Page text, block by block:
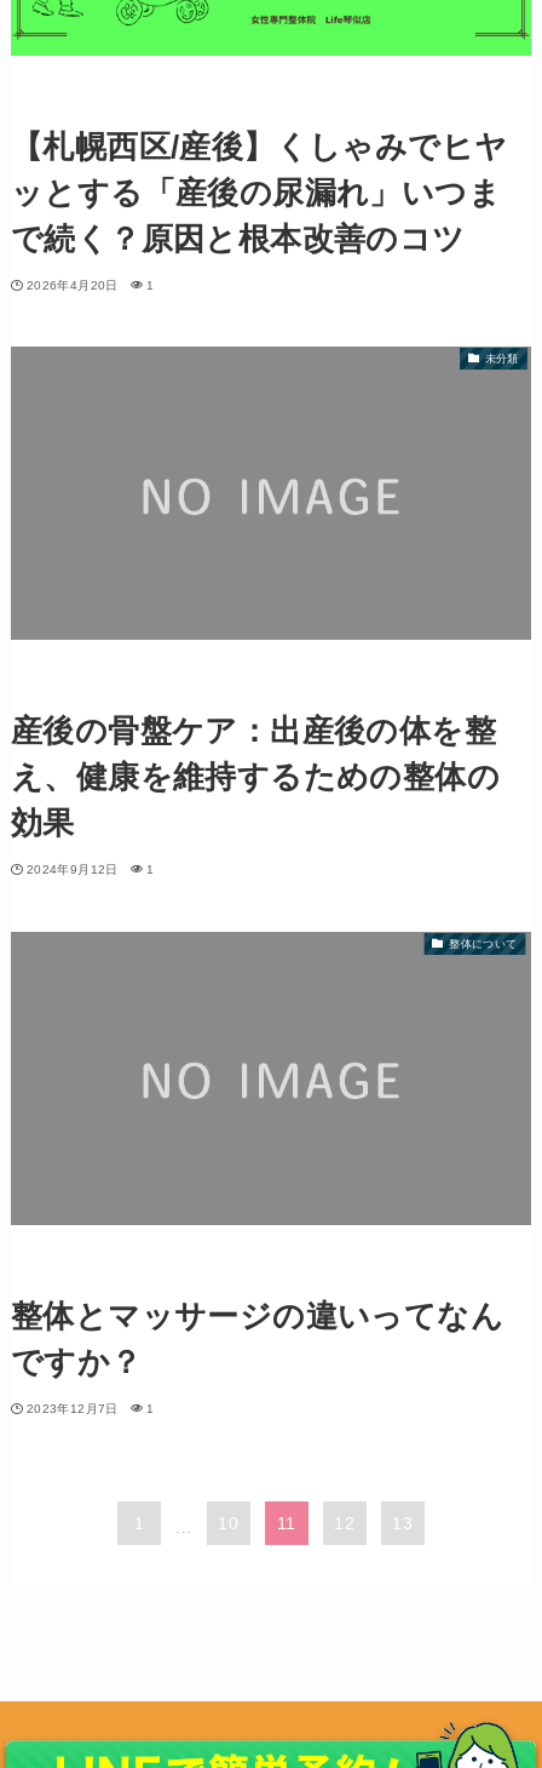
【札幌西区/産後】くしゃみでヒヤ
ッとする「産後の尿漏れ」いつま
で続く？原因と根本改善のコツ
2026年4月20日 1
未分類
産後の骨盤ケア：出産後の体を整
え、健康を維持するための整体の
効果
2024年9月12日 1
整体について
整体とマッサージの違いってなん
ですか？
2023年12月7日 1
1 10 11 12 13